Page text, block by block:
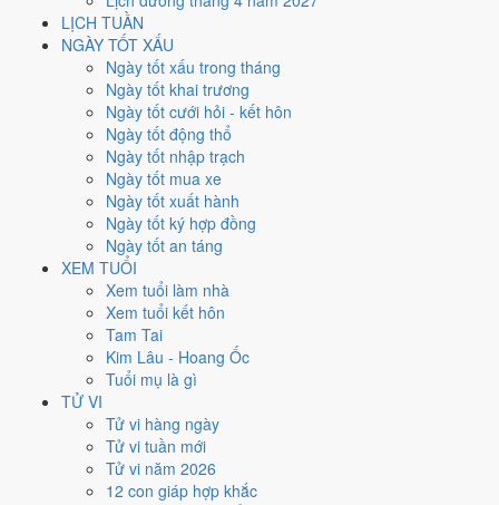
LỊCH TUẦN
NGÀY TỐT XẤU
Ngày tốt xấu trong tháng
Ngày tốt khai trương
Ngày tốt cưới hỏi - kết hôn
Ngày tốt động thổ
Ngày tốt nhập trạch
Ngày tốt mua xe
Ngày tốt xuất hành
Ngày tốt ký hợp đồng
Ngày tốt an táng
XEM TUỔI
Xem tuổi làm nhà
Xem tuổi kết hôn
Tam Tai
Kim Lâu - Hoang Ốc
Tuổi mụ là gì
TỬ VI
Tử vi hàng ngày
Tử vi tuần mới
Tử vi năm 2026
12 con giáp hợp khắc
cho các việc quan trọng. Giờ Hoàng Đạo trong ngày:
Thìn, Ngọ, Mùi, Tuất, Hợi
Ngày Dương
Tháng 11 năm 2028
Tháng 9 âm năm 2028
Tiết Sương Giáng
Nhâm Tý
Mậu Thân
Ngày Quý Tỵ có TrựcNguy(ngày nguy hiểm, đầy biến động) nhưng
Minh Đường hoàng đạo
nên đây là Ngày Bình Hòa, phù hợp với công việc thường